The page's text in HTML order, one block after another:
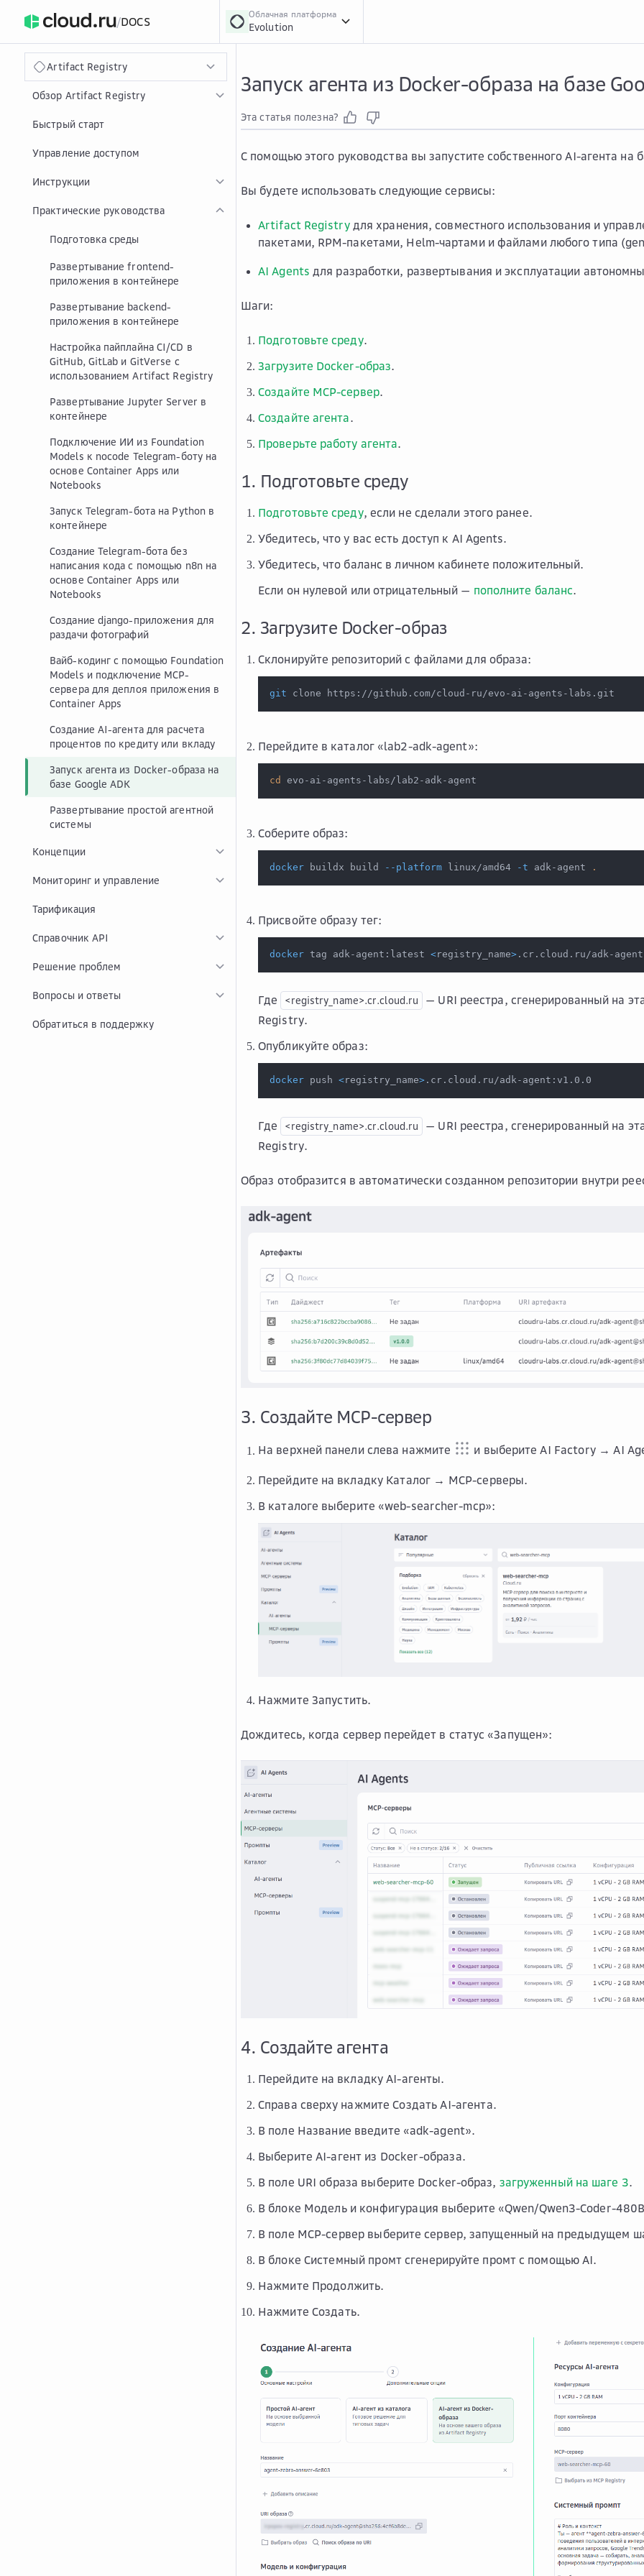
/DOCS
Облачная платформа
Evolution
Artifact Registry
Обзор Artifact Registry
Быстрый старт
Управление доступом
Инструкции
Практические руководства
Подготовка среды
Развертывание frontend-
приложения в контейнере
Развертывание backend-
приложения в контейнере
Настройка пайплайна CI/CD в
GitHub, GitLab и GitVerse с
использованием Artifact Registry
Развертывание Jupyter Server в
контейнере
Подключение ИИ из Foundation
Models к nocode Telegram-боту на
основе Container Apps или
Notebooks
Запуск Telegram-бота на Python в
контейнере
Создание Telegram-бота без
написания кода с помощью n8n на
основе Container Apps или
Notebooks
Создание django-приложения для
раздачи фотографий
Вайб-кодинг с помощью Foundation
Models и подключение MCP-
сервера для деплоя приложения в
Container Apps
Создание AI-агента для расчета
процентов по кредиту или вкладу
Запуск агента из Docker-образа на
базе Google ADK
Развертывание простой агентной
системы
Концепции
Мониторинг и управление
Тарификация
Справочник API
Решение проблем
Вопросы и ответы
Обратиться в поддержку
Запуск агента из Docker-образа на базе
Эта статья полезна?
С помощью этого руководства вы запустите собственного AI-агента на
Вы будете использовать следующие сервисы:
Artifact Registryдля хранения, совместного использования и
пакетами, RPM-пакетами, Helm-чартами и файлами любого типа
AI Agents для разработки, развертывания и эксплуатации
Шаги:
Подготовьте среду.
Загрузите Docker-образ.
Создайте MCP-сервер.
Создайте агента.
Проверьте работу агента.
1. Подготовьте среду
Подготовьте среду, если не сделали этого ранее.
Убедитесь, что у вас есть доступ к AI Agents.
Убедитесь, что баланс в личном кабинете положительный.
Если он нулевой или отрицательный — пополните баланс.
2. Загрузите Docker-образ
Склонируйте репозиторий с файлами для образа:
git clone https://github.com/cloud-ru/evo-ai-agents-labs.git
Перейдите в каталог «lab2-adk-agent»:
cd evo-ai-agents-labs/lab2-adk-agent
Соберите образ:
docker buildx build --platform linux/amd64 -t adk-agent .
Присвойте образу тег:
docker tag adk-agent:latest <registry_name> .cr.cloud.ru/adk-
Где <registry_name>.cr.cloud.ru
— URI реестра, сгенерированный на
Registry.
Опубликуйте образ:
docker push <registry_name> .cr.cloud.ru/adk-agent:v1.0.0
Где <registry_name>.cr.cloud.ru
— URI реестра, сгенерированный на
Registry.
Образ отобразится в автоматически созданном репозитории внутри
3. Создайте MCP-сервер
На верхней панели слева нажмите и выберитеAI Factory → AI
Перейдите на вкладку Каталог → MCP-серверы.
В каталоге выберите «web-searcher-mcp»:
Нажмите Запустить.
Дождитесь, когда сервер перейдет в статус «Запущен»:
4. Создайте агента
Перейдите на вкладкуAI-агенты.
Справа сверху нажмитеСоздать AI-агента.
В поле Название введите «adk-agent».
Выберите AI-агент из Docker-образа.
В поле URI образа выберите Docker-образ, загруженный на шаге 3.
В блоке Модель и конфигурация выберите «Qwen/Qwen3-Coder-
В поле MCP-сервер выберите сервер, запущенный на предыдущем
В блоке Системный промт сгенерируйте промт с помощью AI.
Нажмите Продолжить.
Нажмите Создать.